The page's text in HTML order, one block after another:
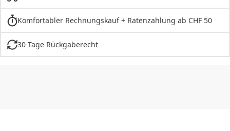
Komfortabler Rechnungskauf + Ratenzahlung ab CHF 50
30 Tage Rückgaberecht